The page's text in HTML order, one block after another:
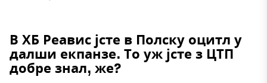
В ХБ Реавис јсте в Полску оцитл у
далши екпанзе. То уж јсте з ЦТП
добре знал, же?